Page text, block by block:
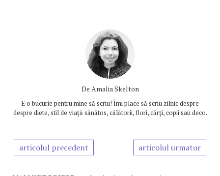
De Amalia Skelton
E o bucurie pentru mine să scriu! Îmi place să scriu zilnic despre
despre diete, stil de viață sănătos, călătorii, flori, cărți, copii sau deco.
articolul precedent articolul urmator